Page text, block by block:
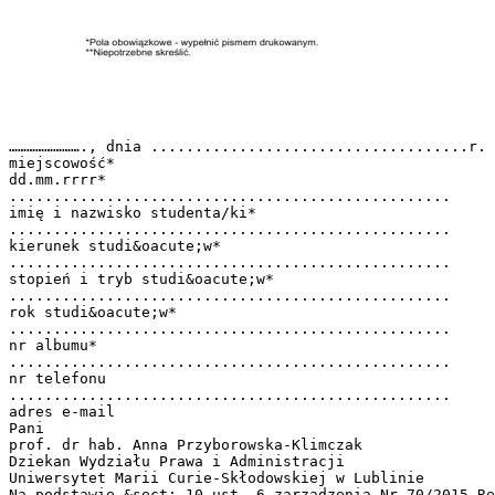
……………………., dnia ....................................r.
miejscowość*
dd.mm.rrrr*
..................................................
imię i nazwisko studenta/ki*
..................................................
kierunek studi&oacute;w*
..................................................
stopień i tryb studi&oacute;w*
..................................................
rok studi&oacute;w*
..................................................
nr albumu*
..................................................
nr telefonu
..................................................
adres e-mail
Pani
prof. dr hab. Anna Przyborowska-Klimczak
Dziekan Wydziału Prawa i Administracji
Uniwersytet Marii Curie-Skłodowskiej w Lublinie